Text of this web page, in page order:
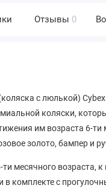
Отзывы 0
с люлькой)
коляски,
им возраста 6-ти
золото, бампер и
месячного возраста,
в комплекте с